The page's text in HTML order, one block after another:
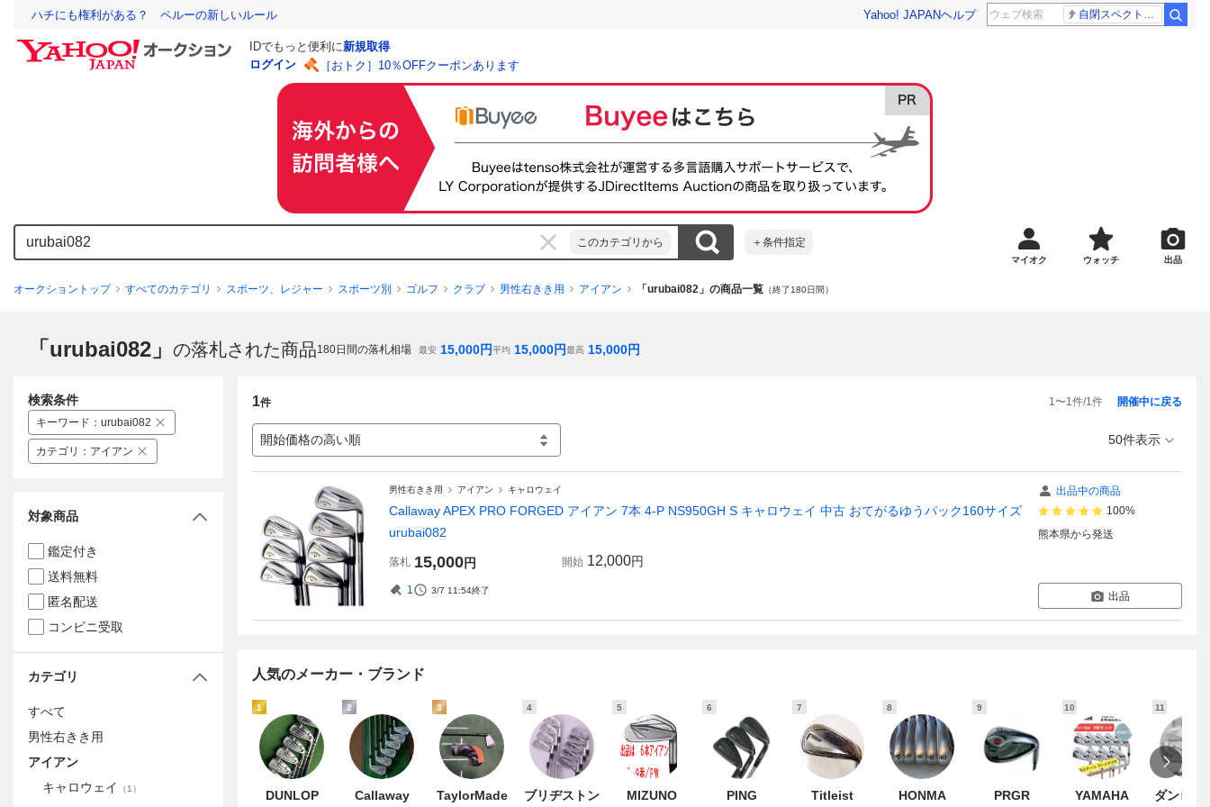
ハチにも権利がある？ ペルーの新しいルール Yahoo! JAPANヘルプ 自閉スペクトラム症
IDでもっと便利に新規取得
ログイン
［おトク］10％OFFクーポンあります
このカテゴリから ＋条件指定
マイオク ウォッチ 出品
オークショントップ すべてのカテゴリ スポーツ、レジャー スポーツ別 ゴルフ クラブ 男性右きき用 アイアン 「urubai082」の商品一覧 （終了180日間）
「urubai082」 の落札された商品180日間の落札相場 最安 15,000円平均 15,000円最高 15,000円
1件 1〜1件/1件
開始価格の高い順
開催中に戻る
50件表示
男性右きき用 アイアン キャロウェイ
Callaway APEX PRO FORGED アイアン 7本 4-P NS950GH S キャロウェイ 中古 おてがるゆうパック160サイズ
urubai082
落札 15,000円 開始 12,000円
1 3/7 11:54終了
出品中の商品
100%
熊本県から発送
出品
人気のメーカー・ブランド
1
DUNLOP
2
Callaway
3
TaylorMade
4
ブリヂストン
5
MIZUNO
6
PING
7
Titleist
8
HONMA
9
PRGR
10
YAMAHA
11
ダンロッ
検索条件
キーワード ： urubai082
カテゴリ ： アイアン
対象商品
鑑定付き
送料無料
匿名配送
コンビニ受取
カテゴリ
すべて
男性右きき用
アイアン
キャロウェイ
（1 ）